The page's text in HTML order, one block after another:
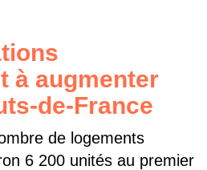
à augmenter
de-France
de logements
6 200 unités au premier